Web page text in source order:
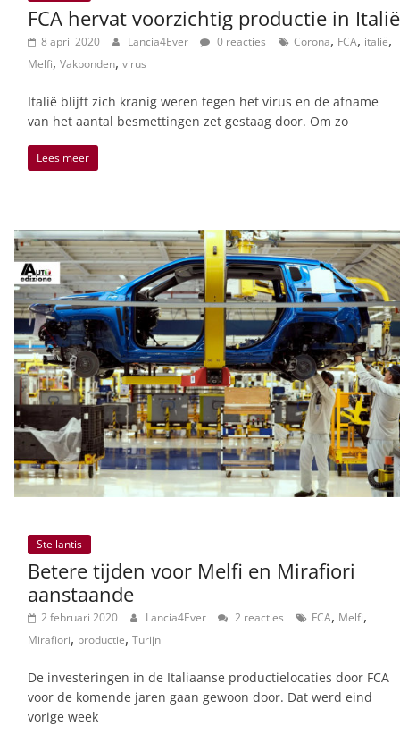
FCA hervat voorzichtig productie in Italië
8 april 2020 Lancia4Ever 0 reacties Corona, FCA, italië,
Melfi, Vakbonden, virus
Italië blijft zich kranig weren tegen het virus en de afname
van het aantal besmettingen zet gestaag door. Om zo
Lees meer
Stellantis
Betere tijden voor Melfi en Mirafiori
aanstaande
2 februari 2020 Lancia4Ever 2 reacties FCA, Melfi,
Mirafiori, productie, Turijn
De investeringen in de Italiaanse productielocaties door FCA
voor de komende jaren gaan gewoon door. Dat werd eind
vorige week